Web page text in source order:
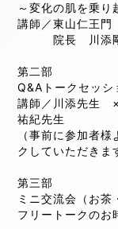
～変化の肌を乗り
講師／東山仁王
院長 川添剛
第二部
Q&Aトークセッシ
講師／川添先生
祐紀先生
（事前に参加者
クしていただきま
第三部
ミニ交流会（お茶
フリートークのお